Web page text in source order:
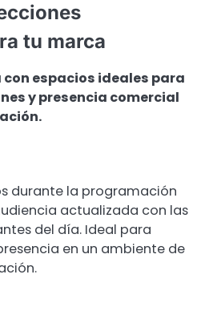
tu marca
con espacios ideales para
y presencia comercial
durante la programación
actualizada con las
del día. Ideal para
en un ambiente de